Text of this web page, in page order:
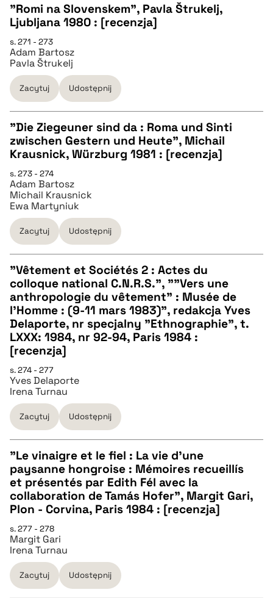
pobierz cytat
CZYSTY TEKST
pobierz cytat
BIBTEX
pobierz cytat
"Romi na Slovenskem", Pavla Štrukelj,
Ljubljana 1980 : [recenzja]
s. 271 - 273
Adam Bartosz
Pavla Štrukelj
Zacytuj Udostępnij
CZYSTY TEKST
pobierz cytat
BIBTEX
pobierz cytat
"Die Ziegeuner sind da : Roma und Sinti
zwischen Gestern und Heute", Michail
Krausnick, Würzburg 1981 : [recenzja]
s. 273 - 274
Adam Bartosz
Michail Krausnick
Ewa Martyniuk
Zacytuj Udostępnij
CZYSTY TEKST
pobierz cytat
BIBTEX
"Vêtement et Sociétés 2 : Actes du
colloque national C.N.R.S.", ""Vers une
anthropologie du vêtement" : Musée de
l'Homme : (9-11 mars 1983)", redakcja Yves
Delaporte, nr specjalny "Ethnographie", t.
LXXX: 1984, nr 92-94, Paris 1984 :
[recenzja]
s. 274 - 277
Yves Delaporte
Irena Turnau
Zacytuj Udostępnij
CZYSTY TEKST
pobierz cytat
BIBTEX
pobierz cytat
"Le vinaigre et le fiel : La vie d'une
paysanne hongroise : Mémoires recueillís
et présentés par Edith Fél avec la
collaboration de Tamás Hofer", Margit Gari,
Plon - Corvina, Paris 1984 : [recenzja]
s. 277 - 278
Margit Gari
Irena Turnau
Zacytuj Udostępnij